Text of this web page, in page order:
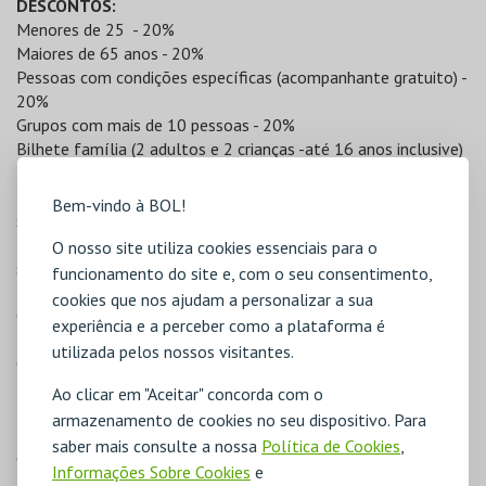
Bem-vindo à BOL!
O nosso site utiliza cookies essenciais para o
funcionamento do site e, com o seu consentimento,
cookies que nos ajudam a personalizar a sua
experiência e a perceber como a plataforma é
utilizada pelos nossos visitantes.
Ao clicar em "Aceitar" concorda com o
armazenamento de cookies no seu dispositivo. Para
saber mais consulte a nossa Política de Cookies,
Informações Sobre Cookies e
DESCONTOS:
Menores de 25 - 20%
Maiores de 65 anos - 20%
Pessoas com condições específicas (acompanhante gratuito) -
20%
Grupos com mais de 10 pessoas - 20%
Bilhete família (2 adultos e 2 crianças -até 16 anos inclusive)
Passe 10 sessões (válido de 26 de maio a 25 de setembro,
sujeito à lotação da sessão, 1 bilhete por sessão) – 98€
Passe 5 sessões (válido de 26 de maio a 25 de setembro,
sujeito à lotação da sessão, 1 bilhete por sessão) – 52,5€
Passe Ciclo Comédia anos 90 (válido apenas para as sessões
Ciclo Comédia anos 90, 1 bilhete por sessão) – 42,56€
Passe Ciclo Chistopher Nolan (válido apenas para as sessões
Ciclo Chistopher Nolan, 1 bilhete por sessão) – 42,56€
Passe Clico Tim Burton (válido apenas para as sessões Clico
Tim Burton, 1 bilhete por sessão) – 52,5€
Passe Ciclo Clássicos do Brasil (válido apenas para as sessões
Ciclo Clássicos do Brasil, 1 bilhete por sessão) – 42,56€